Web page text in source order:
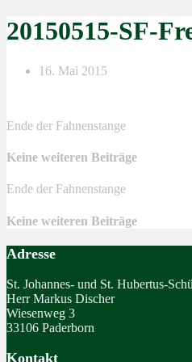
20150515-SF-
16. Mai 2015
Ende der Fahnenstange
Keine weiteren Beiträge
Ende der Fahnenstange
Keine weiteren Beiträge
Adresse
St. Johannes- und St. Hubertus-
Herr Markus Discher
Wiesenweg 3
33106 Paderborn
Kontakt